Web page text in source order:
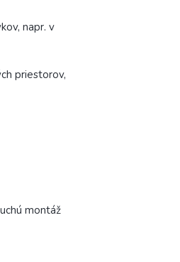
napr. v
priestorov,
montáž